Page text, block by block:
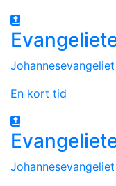
En kort tid